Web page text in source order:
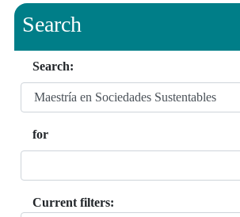
Search
Search:
for
Current filters: